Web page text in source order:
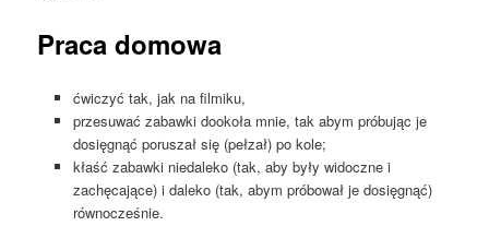
Praca domowa
ćwiczyć tak, jak na filmiku,
przesuwać zabawki dookoła mnie, tak abym próbując je
dosięgnąć poruszał się (pełzał) po kole;
kłaść zabawki niedaleko (tak, aby były widoczne i
zachęcające) i daleko (tak, abym próbował je dosięgnąć)
równocześnie.